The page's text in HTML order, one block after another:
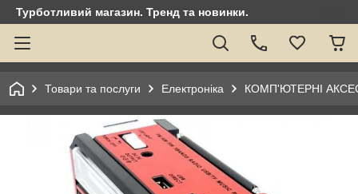
Турботливий магазин. Тренд та новинки.
Товари та послуги Електроніка КОМП'ЮТЕРНІ